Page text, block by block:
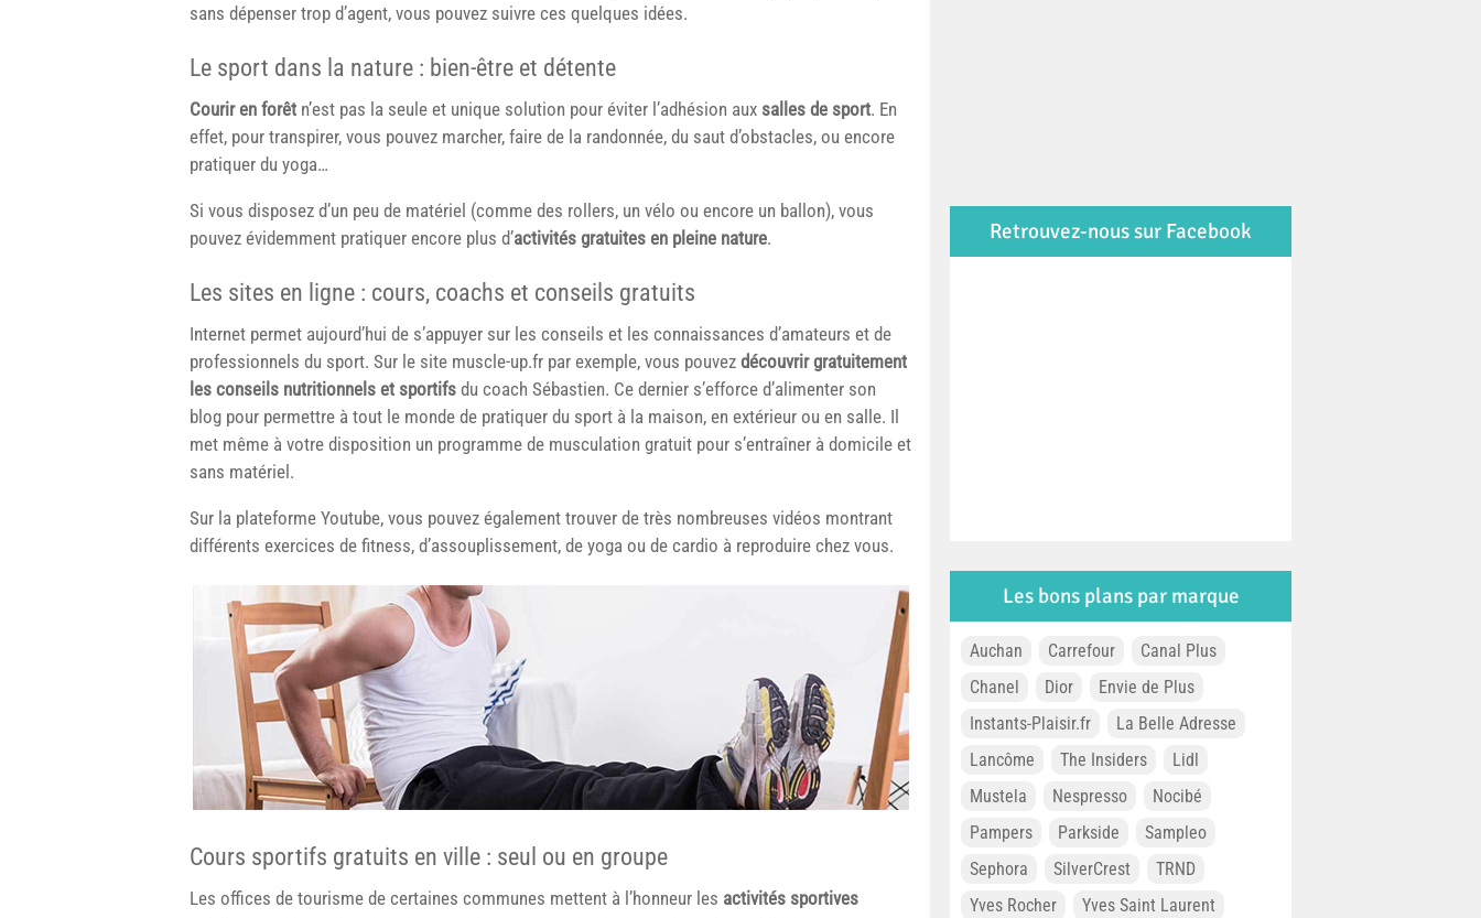
sans dépenser trop d’agent, vous pouvez suivre ces quelques idées.
Le sport dans la nature : bien-être et détente
Courir en forêt n’est pas la seule et unique solution pour éviter l’adhésion aux salles de sport. En
effet, pour transpirer, vous pouvez marcher, faire de la randonnée, du saut d’obstacles, ou encore
pratiquer du yoga…
Si vous disposez d’un peu de matériel (comme des rollers, un vélo ou encore un ballon), vous
pouvez évidemment pratiquer encore plus d’activités gratuites en pleine nature.
Les sites en ligne : cours, coachs et conseils gratuits
Internet permet aujourd’hui de s’appuyer sur les conseils et les connaissances d’amateurs et de
professionnels du sport. Sur le site muscle-up.fr par exemple, vous pouvez découvrir gratuitement
les conseils nutritionnels et sportifs du coach Sébastien. Ce dernier s’efforce d’alimenter son
blog pour permettre à tout le monde de pratiquer du sport à la maison, en extérieur ou en salle. Il
met même à votre disposition un programme de musculation gratuit pour s’entraîner à domicile et
sans matériel.
Sur la plateforme Youtube, vous pouvez également trouver de très nombreuses vidéos montrant
différents exercices de fitness, d’assouplissement, de yoga ou de cardio à reproduire chez vous.
Cours sportifs gratuits en ville : seul ou en groupe
Les offices de tourisme de certaines communes mettent à l’honneur les activités sportives
Retrouvez-nous sur Facebook
Les bons plans par marque
Auchan Carrefour
Canal Plus
Chanel
Dior
Envie de Plus
Instants-Plaisir.fr
La Belle Adresse
Lancôme
The Insiders
Lidl
Mustela
Nespresso
Nocibé
Pampers
Parkside
Sampleo
Sephora
SilverCrest
TRND
Yves Rocher
Yves Saint Laurent